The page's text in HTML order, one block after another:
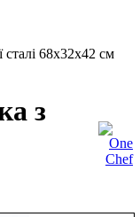
сталі 68х32х42 см
з